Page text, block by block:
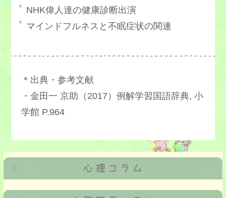
NHK偉人達の健康診断出演
マインドフルネスと不眠症状の関連
＊出典・参考文献
・金田一 京助（2017）例解学習国語辞典, 小
学館 P.964